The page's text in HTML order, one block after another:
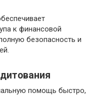
к финансовой
безопасность и
помощь быстро,